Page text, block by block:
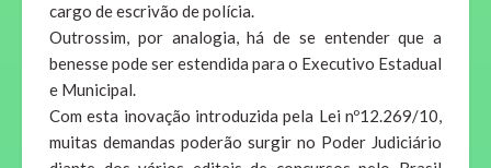
cargo de escrivão de polícia.
Outrossim, por analogia, há de se entender que a
benesse pode ser estendida para o Executivo Estadual
e Municipal.
Com esta inovação introduzida pela Lei nº12.269/10,
muitas demandas poderão surgir no Poder Judiciário